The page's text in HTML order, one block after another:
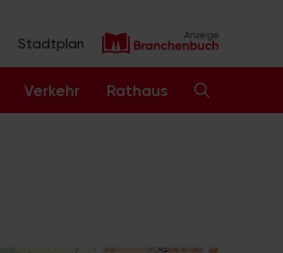
Stadtplan
Verkehr Rathaus